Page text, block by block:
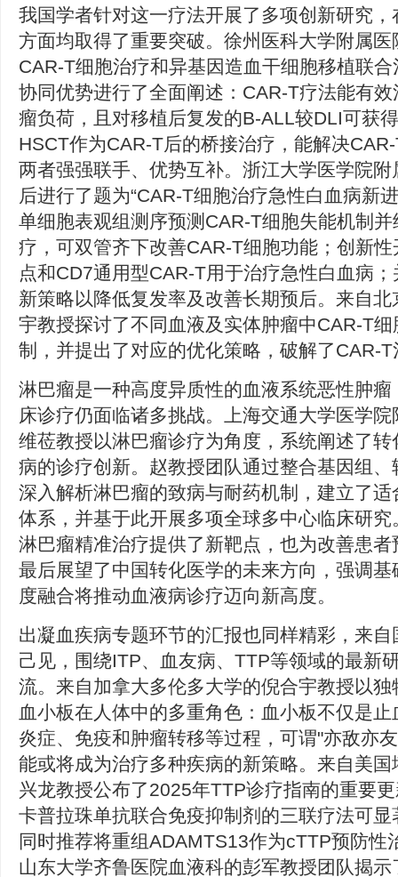
我国学者针对这一疗法开展了多项创新研究
方面均取得了重要突破。徐州医科大学附属
CAR-T细胞治疗和异基因造血干细胞移植联
协同优势进行了全面阐述：CAR-T疗法能有
瘤负荷，且对移植后复发的B-ALL较DLI可获
HSCT作为CAR-T后的桥接治疗，能解决
两者强强联手、优势互补。浙江大学医学院
后进行了题为“CAR-T细胞治疗急性白血病新
单细胞表观组测序预测CAR-T细胞失能机制
疗，可双管齐下改善CAR-T细胞功能；创新
点和CD7通用型CAR-T用于治疗急性白血病
新策略以降低复发率及改善长期预后。来自
宇教授探讨了不同血液及实体肿瘤中CAR-T
制，并提出了对应的优化策略，破解了CAR-
淋巴瘤是一种高度异质性的血液系统恶性肿
床诊疗仍面临诸多挑战。上海交通大学医学
维莅教授以淋巴瘤诊疗为角度，系统阐述了
病的诊疗创新。赵教授团队通过整合基因组
深入解析淋巴瘤的致病与耐药机制，建立了
体系，并基于此开展多项全球多中心临床研
淋巴瘤精准治疗提供了新靶点，也为改善患
最后展望了中国转化医学的未来方向，强调
度融合将推动血液病诊疗迈向新高度。
出凝血疾病专题环节的汇报也同样精彩，来
己见，围绕ITP、血友病、TTP等领域的最新
流。来自加拿大多伦多大学的倪合宇教授以
血小板在人体中的多重角色：血小板不仅是
炎症、免疫和肿瘤转移等过程，可谓"亦敌亦
能或将成为治疗多种疾病的新策略。来自美
兴龙教授公布了2025年TTP诊疗指南的重要
卡普拉珠单抗联合免疫抑制剂的三联疗法可
同时推荐将重组ADAMTS13作为cTTP预防性
山东大学齐鲁医院血液科的彭军教授团队揭